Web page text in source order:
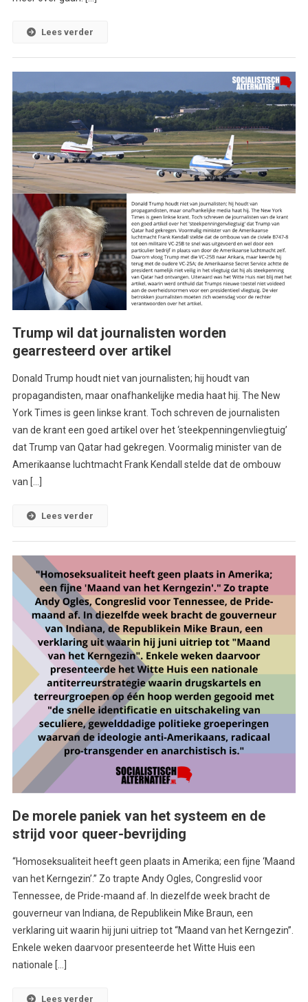
Lees verder
Trump wil dat journalisten worden
gearresteerd over artikel
Donald Trump houdt niet van journalisten; hij houdt van
propagandisten, maar onafhankelijke media haat hij. The New
York Times is geen linkse krant. Toch schreven de journalisten
van de krant een goed artikel over het ‘steekpenningenvliegtuig’
dat Trump van Qatar had gekregen. Voormalig minister van de
Amerikaanse luchtmacht Frank Kendall stelde dat de ombouw
van […]
Lees verder
De morele paniek van het systeem en de
strijd voor queer-bevrijding
“Homoseksualiteit heeft geen plaats in Amerika; een fijne ‘Maand
van het Kerngezin’.” Zo trapte Andy Ogles, Congreslid voor
Tennessee, de Pride-maand af. In diezelfde week bracht de
gouverneur van Indiana, de Republikein Mike Braun, een
verklaring uit waarin hij juni uitriep tot “Maand van het Kerngezin”.
Enkele weken daarvoor presenteerde het Witte Huis een
nationale […]
Lees verder